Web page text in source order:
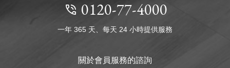
0120-77-4000
一年 365 天、每天 24 小時提供服務
關於會員服務的諮詢